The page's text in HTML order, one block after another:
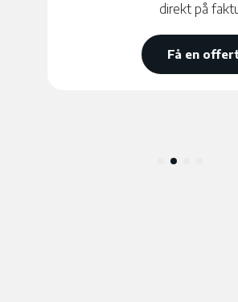
direkt på fakturan.
Få en offert